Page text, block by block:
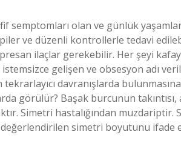
semptomları olan ve günlük
ve düzenli kontrollerle tedavi
ilaçlar gerekebilir. Her şeyi
gelişen ve obsesyon adı
davranışlarda
görülür? Başak burcunun
Simetri hastalığından
simetri boyutunu ifade